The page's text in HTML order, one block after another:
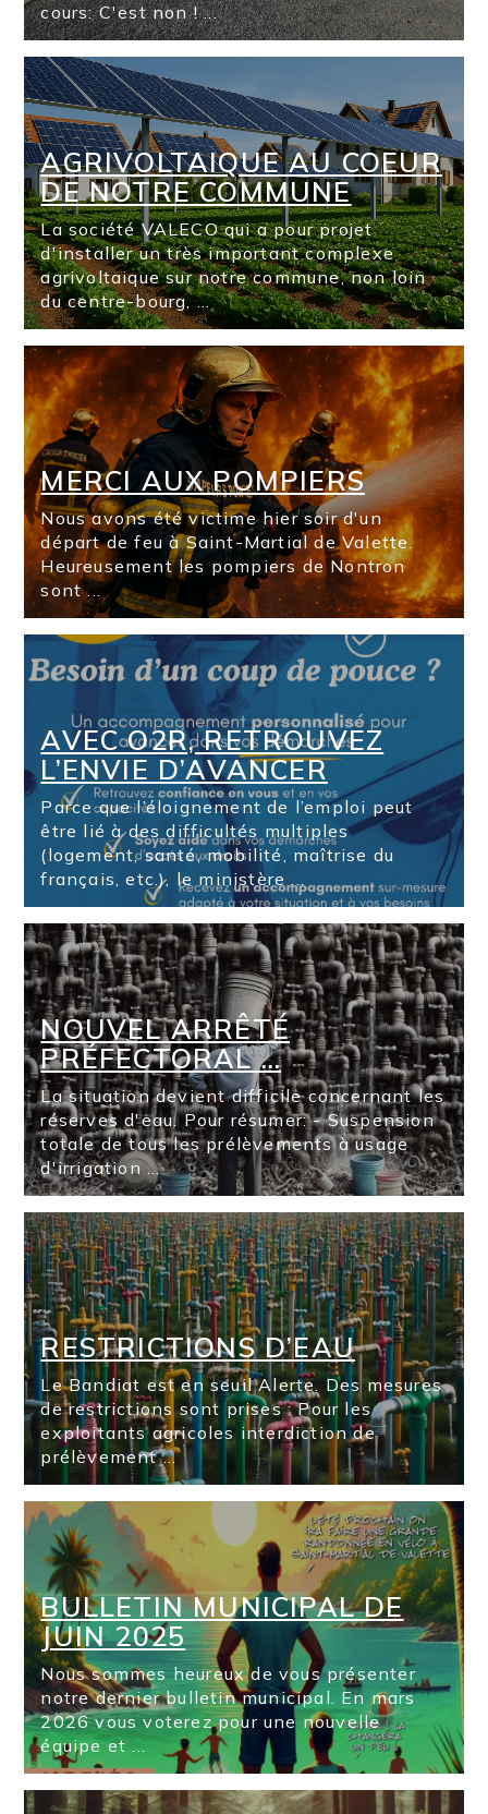
cours: C'est non ! ...
AGRIVOLTAIQUE AU COEUR
DE NOTRE COMMUNE
La société VALECO qui a pour projet
d'installer un très important complexe
agrivoltaique sur notre commune, non loin
du centre-bourg, ...
MERCI AUX POMPIERS
Nous avons été victime hier soir d'un
départ de feu à Saint-Martial de Valette.
Heureusement les pompiers de Nontron
sont ...
AVEC O2R, RETROUVEZ
L’ENVIE D’AVANCER
Parce que l’éloignement de l’emploi peut
être lié à des difficultés multiples
(logement, santé, mobilité, maîtrise du
français, etc.), le ministère ...
NOUVEL ARRÊTÉ
PRÉFECTORAL …
La situation devient difficile concernant les
réserves d'eau. Pour résumer: - Suspension
totale de tous les prélèvements à usage
d'irrigation ...
RESTRICTIONS D’EAU
Le Bandiat est en seuil Alerte. Des mesures
de restrictions sont prises : Pour les
exploitants agricoles interdiction de
prélèvement ...
BULLETIN MUNICIPAL DE
JUIN 2025
Nous sommes heureux de vous présenter
notre dernier bulletin municipal. En mars
2026 vous voterez pour une nouvelle
équipe et ...